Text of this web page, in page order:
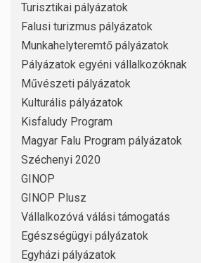
Turisztikai pályázatok
Falusi turizmus pályázatok
Munkahelyteremtő pályázatok
Pályázatok egyéni vállalkozóknak
Művészeti pályázatok
Kulturális pályázatok
Kisfaludy Program
Magyar Falu Program pályázatok
Széchenyi 2020
GINOP
GINOP Plusz
Vállalkozóvá válási támogatás
Egészségügyi pályázatok
Egyházi pályázatok